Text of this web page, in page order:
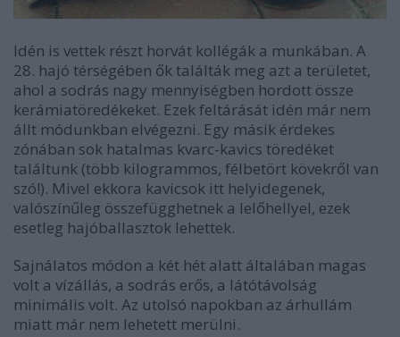
Idén is vettek részt horvát kollégák a munkában. A
28. hajó térségében ők találták meg azt a területet,
ahol a sodrás nagy mennyiségben hordott össze
kerámiatöredékeket. Ezek feltárását idén már nem
állt módunkban elvégezni. Egy másik érdekes
zónában sok hatalmas kvarc-kavics töredéket
találtunk (több kilogrammos, félbetört kövekről van
szó!). Mivel ekkora kavicsok itt helyidegenek,
valószínűleg összefügghetnek a lelőhellyel, ezek
esetleg hajóballasztok lehettek.
Sajnálatos módon a két hét alatt általában magas
volt a vízállás, a sodrás erős, a látótávolság
minimális volt. Az utolsó napokban az árhullám
miatt már nem lehetett merülni.